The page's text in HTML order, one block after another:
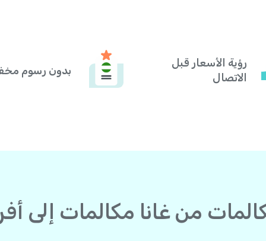
رؤية الأسعار قبل
الاتصال
بدون رسوم